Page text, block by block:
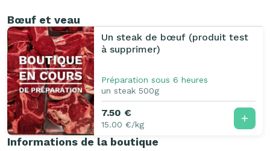
Bœuf et veau
Un steak de bœuf (produit test
à supprimer)
Préparation sous 6 heures
un steak 500g
7.50 €
15.00 €/kg
Informations de la boutique